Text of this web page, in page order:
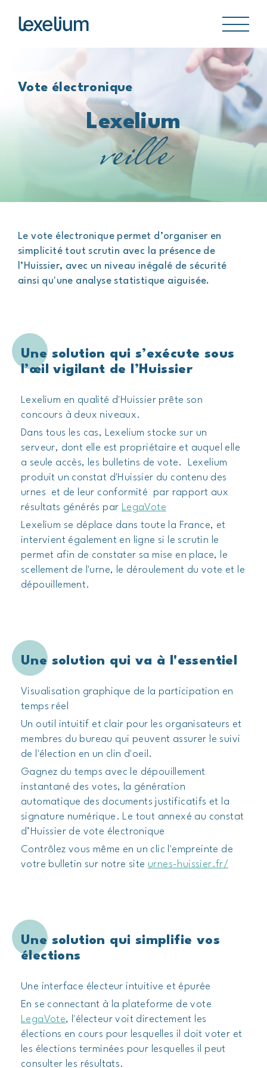
Accueil
Paiement en ligne
Dépôt blockchain
Contact
Blockchain
Constat drone
Constat de grève
Signification
Gestion de dossiers
Vote électronique
Séquestre
Recouvrement amiable
Vote électronique
Lexelium
veille
Le vote électronique permet d’organiser en
simplicité tout scrutin avec la présence de
l’Huissier, avec un niveau inégalé de sécurité
ainsi qu'une analyse statistique aiguisée.
Une solution qui s’exécute sous
l’œil vigilant de l’Huissier
Lexelium en qualité d'Huissier prête son
concours à deux niveaux.
Dans tous les cas, Lexelium stocke sur un
serveur, dont elle est propriétaire et auquel elle
a seule accès, les bulletins de vote. Lexelium
produit un constat d'Huissier du contenu des
urnes et de leur conformité par rapport aux
résultats générés par LegaVote
Lexelium se déplace dans toute la France, et
intervient également en ligne si le scrutin le
permet afin de constater sa mise en place, le
scellement de l'urne, le déroulement du vote et le
dépouillement.
Une solution qui va à l'essentiel
Visualisation graphique de la participation en
temps réel
Un outil intuitif et clair pour les organisateurs et
membres du bureau qui peuvent assurer le suivi
de l'élection en un clin d'oeil.
Gagnez du temps avec le dépouillement
instantané des votes, la génération
automatique des documents justificatifs et la
signature numérique. Le tout annexé au constat
d’Huissier de vote électronique
Contrôlez vous même en un clic l'empreinte de
votre bulletin sur notre site urnes-huissier.fr/
Une solution qui simplifie vos
élections
Une interface électeur intuitive et épurée
En se connectant à la plateforme de vote
LegaVote, l'électeur voit directement les
élections en cours pour lesquelles il doit voter et
les élections terminées pour lesquelles il peut
consulter les résultats.